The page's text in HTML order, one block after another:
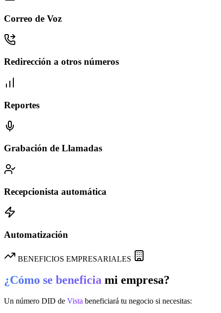
Correo de Voz
Redirección a otros números
Reportes
Grabación de Llamadas
Recepcionista automática
Automatización
BENEFICIOS EMPRESARIALES
¿Cómo se beneficia mi empresa?
Un número DID de Vista beneficiará tu negocio si necesitas: